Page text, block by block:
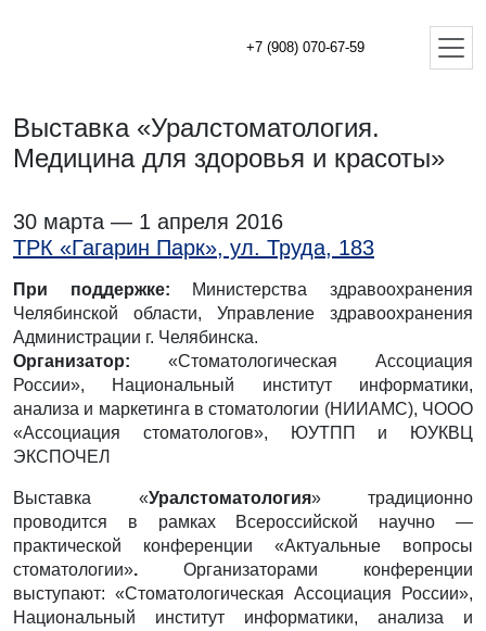
+7 (908) 070-67-59
Выставка «Уралстоматология.
Медицина для здоровья и красоты»
30 марта — 1 апреля 2016
ТРК «Гагарин Парк», ул. Труда, 183
При поддержке: Министерства здравоохранения
Челябинской области, Управление здравоохранения
Администрации г. Челябинска.
Организатор: «Стоматологическая Ассоциация
России», Национальный институт информатики,
анализа и маркетинга в стоматологии (НИИАМС), ЧООО
«Ассоциация стоматологов», ЮУТПП и ЮУКВЦ
ЭКСПОЧЕЛ
Выставка «Уралстоматология» традиционно
проводится в рамках Всероссийской научно —
практической конференции «Актуальные вопросы
стоматологии». Организаторами конференции
выступают: «Стоматологическая Ассоциация России»,
Национальный институт информатики, анализа и